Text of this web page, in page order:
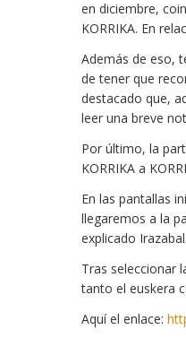
en diciembre,
KORRIKA. En
Además de eso,
de tener que
destacado que,
leer una breve
Por último, la
KORRIKA a
En las pantallas
llegaremos a la
explicado Irazabal.
Tras seleccionar
tanto el euskera
Aquí el enlace: